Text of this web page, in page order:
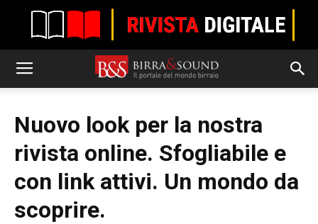
Nuovo look per la nostra
rivista online. Sfogliabile e
con link attivi. Un mondo da
scoprire.